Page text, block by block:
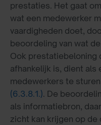
prestaties. Het gaat
wat een medewerker
vaardigheden doet,
beoordeling van wat
Ook prestatiebeloning
afhankelijk is, dient als
medewerkers te
(6.3.8.1.). De
als informatiebron,
zicht kan krijgen op de